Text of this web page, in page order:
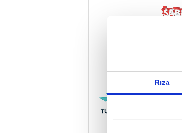
Rıza